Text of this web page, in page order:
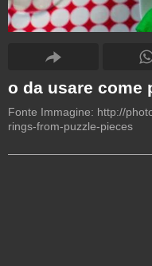
o da usare come
Fonte Immagine: http://
rings-from-puzzle-pieces